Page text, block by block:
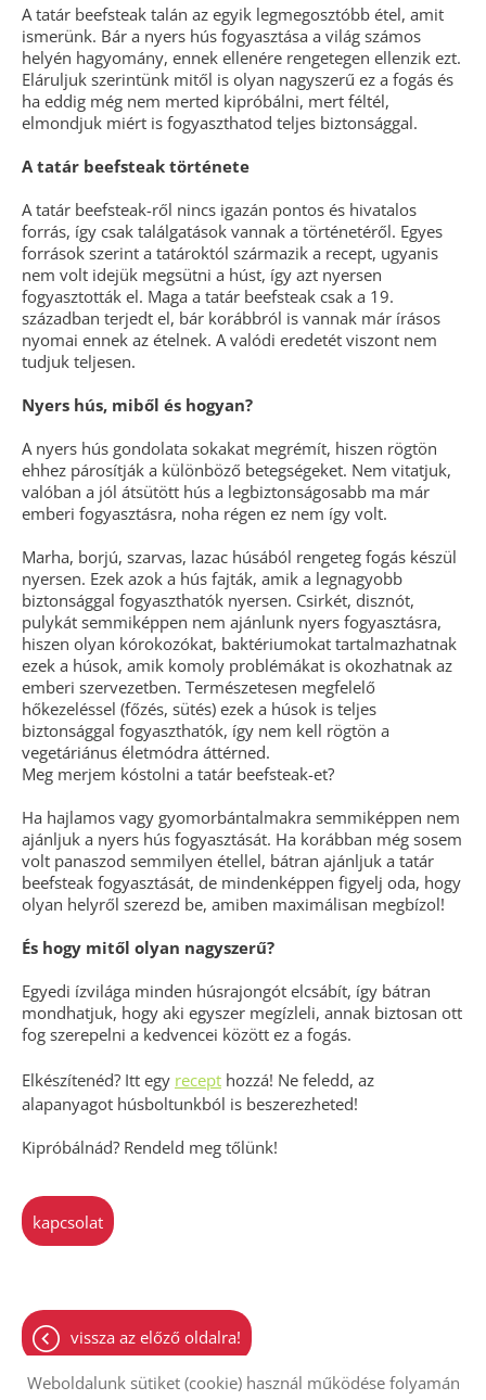
A tatár beefsteak talán az egyik legmegosztóbb étel, amit
ismerünk. Bár a nyers hús fogyasztása a világ számos
helyén hagyomány, ennek ellenére rengetegen ellenzik ezt.
Eláruljuk szerintünk mitől is olyan nagyszerű ez a fogás és
ha eddig még nem merted kipróbálni, mert féltél,
elmondjuk miért is fogyaszthatod teljes biztonsággal.
A tatár beefsteak története
A tatár beefsteak-ről nincs igazán pontos és hivatalos
forrás, így csak találgatások vannak a történetéről. Egyes
források szerint a tatároktól származik a recept, ugyanis
nem volt idejük megsütni a húst, így azt nyersen
fogyasztották el. Maga a tatár beefsteak csak a 19.
században terjedt el, bár korábbról is vannak már írásos
nyomai ennek az ételnek. A valódi eredetét viszont nem
tudjuk teljesen.
Nyers hús, miből és hogyan?
A nyers hús gondolata sokakat megrémít, hiszen rögtön
ehhez párosítják a különböző betegségeket. Nem vitatjuk,
valóban a jól átsütött hús a legbiztonságosabb ma már
emberi fogyasztásra, noha régen ez nem így volt.
Marha, borjú, szarvas, lazac húsából rengeteg fogás készül
nyersen. Ezek azok a hús fajták, amik a legnagyobb
biztonsággal fogyaszthatók nyersen. Csirkét, disznót,
pulykát semmiképpen nem ajánlunk nyers fogyasztásra,
hiszen olyan kórokozókat, baktériumokat tartalmazhatnak
ezek a húsok, amik komoly problémákat is okozhatnak az
emberi szervezetben. Természetesen megfelelő
hőkezeléssel (főzés, sütés) ezek a húsok is teljes
biztonsággal fogyaszthatók, így nem kell rögtön a
vegetáriánus életmódra áttérned.
Meg merjem kóstolni a tatár beefsteak-et?
Ha hajlamos vagy gyomorbántalmakra semmiképpen nem
ajánljuk a nyers hús fogyasztását. Ha korábban még sosem
volt panaszod semmilyen étellel, bátran ajánljuk a tatár
beefsteak fogyasztását, de mindenképpen figyelj oda, hogy
olyan helyről szerezd be, amiben maximálisan megbízol!
És hogy mitől olyan nagyszerű?
Egyedi ízvilága minden húsrajongót elcsábít, így bátran
mondhatjuk, hogy aki egyszer megízleli, annak biztosan ott
fog szerepelni a kedvencei között ez a fogás.
Elkészítenéd? Itt egy recept hozzá! Ne feledd, az
alapanyagot húsboltunkból is beszerezheted!
Kipróbálnád? Rendeld meg tőlünk!
kapcsolat
vissza az előző oldalra!
Weboldalunk sütiket (cookie) használ működése folyamán